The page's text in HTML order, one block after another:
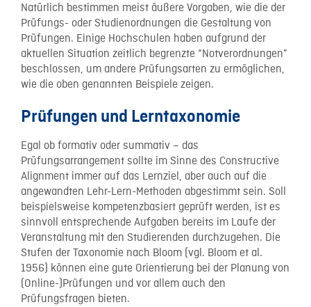
Natürlich bestimmen meist äußere Vorgaben, wie die der
Prüfungs- oder Studienordnungen die Gestaltung von
Prüfungen. Einige Hochschulen haben aufgrund der
aktuellen Situation zeitlich begrenzte “Notverordnungen”
beschlossen, um andere Prüfungsarten zu ermöglichen,
wie die oben genannten Beispiele zeigen.
Prüfungen und Lerntaxonomie
Egal ob formativ oder summativ – das
Prüfungsarrangement sollte im Sinne des Constructive
Alignment immer auf das Lernziel, aber auch auf die
angewandten Lehr-Lern-Methoden abgestimmt sein. Soll
beispielsweise kompetenzbasiert geprüft werden, ist es
sinnvoll entsprechende Aufgaben bereits im Laufe der
Veranstaltung mit den Studierenden durchzugehen. Die
Stufen der Taxonomie nach Bloom (vgl. Bloom et al.
1956) können eine gute Orientierung bei der Planung von
(Online-)Prüfungen und vor allem auch den
Prüfungsfragen bieten.